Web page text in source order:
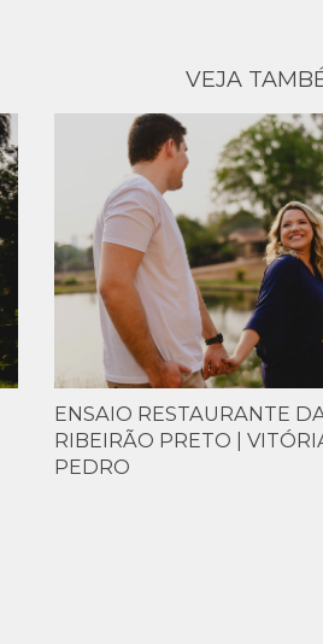
VEJA
ENSAIO RESTAURANTE
RIBEIRÃO PRETO |
PEDRO